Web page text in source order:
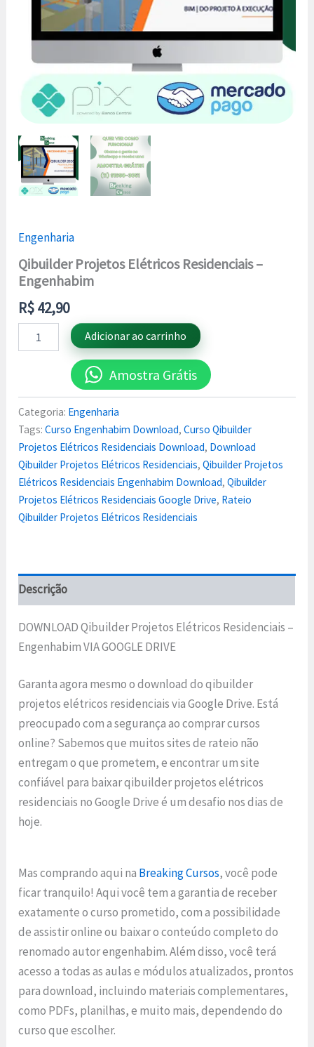
Engenharia
Qibuilder Projetos Elétricos Residenciais –
Engenhabim
R$42,90
Adicionar ao carrinho
Amostra Grátis
Categoria: Engenharia
Tags:Curso Engenhabim Download,Curso Qibuilder
Projetos Elétricos Residenciais Download, Download
Qibuilder Projetos Elétricos Residenciais,Qibuilder Projetos
Elétricos Residenciais Engenhabim Download,Qibuilder
Projetos Elétricos Residenciais Google Drive, Rateio
Qibuilder Projetos Elétricos Residenciais
Descrição
DOWNLOAD Qibuilder Projetos Elétricos Residenciais –
Engenhabim VIA GOOGLE DRIVE
Garanta agora mesmo o download do qibuilder
projetos elétricos residenciais via Google Drive. Está
preocupado com a segurança ao comprar cursos
online? Sabemos que muitos sites de rateio não
entregam o que prometem, e encontrar um site
confiável para baixar qibuilder projetos elétricos
residenciais no Google Drive é um desafio nos dias de
hoje.
Mas comprando aqui na Breaking Cursos, você pode
ficar tranquilo! Aqui você tem a garantia de receber
exatamente o curso prometido, com a possibilidade
de assistir online ou baixar o conteúdo completo do
renomado autor engenhabim. Além disso, você terá
acesso a todas as aulas e módulos atualizados, prontos
para download, incluindo materiais complementares,
como PDFs, planilhas, e muito mais, dependendo do
curso que escolher.